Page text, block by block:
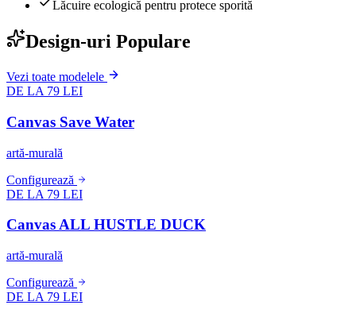
Lăcuire ecologică pentru protece sporită
Design-uri Populare
Vezi toate modelele
DE LA 79 LEI
Canvas Save Water
artă-murală
Configurează
DE LA 79 LEI
Canvas ALL HUSTLE DUCK
artă-murală
Configurează
DE LA 79 LEI